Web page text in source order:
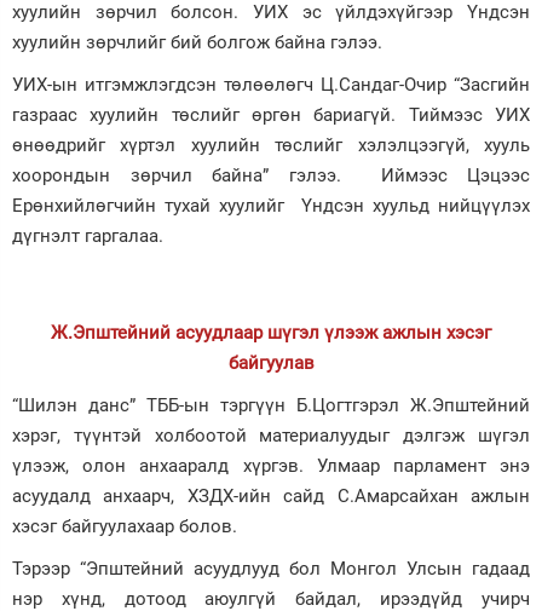
хуулийн зөрчил болсон. УИХ эс үйлдэхүйгээр Үндсэн
хуулийн зөрчлийг бий болгож байна гэлээ.
УИХ-ын итгэмжлэгдсэн төлөөлөгч Ц.Сандаг-Очир “Засгийн
газраас хуулийн төслийг өргөн бариагүй. Тиймээс УИХ
өнөөдрийг хүртэл хуулийн төслийг хэлэлцээгүй, хууль
хоорондын зөрчил байна” гэлээ. Иймээс Цэцээс
Ерөнхийлөгчийн тухай хуулийг Үндсэн хуульд нийцүүлэх
дүгнэлт гаргалаа.
Ж.Эпштейний асуудлаар шүгэл үлээж ажлын хэсэг
байгуулав
“Шилэн данс” ТББ-ын тэргүүн Б.Цогтгэрэл Ж.Эпштейний
хэрэг, түүнтэй холбоотой материалуудыг дэлгэж шүгэл
үлээж, олон анхааралд хүргэв. Улмаар парламент энэ
асуудалд анхаарч, ХЗДХ-ийн сайд С.Амарсайхан ажлын
хэсэг байгуулахаар болов.
Тэрээр “Эпштейний асуудлууд бол Монгол Улсын гадаад
нэр хүнд, дотоод аюулгүй байдал, ирээдүйд учирч